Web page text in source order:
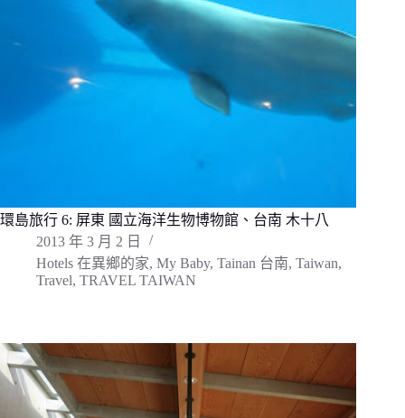
環島旅行 6: 屏東 國立海洋生物博物館、台南 木十八
2013 年 3 月 2 日
Hotels 在異鄉的家, My Baby, Tainan 台南, Taiwan,
Travel, TRAVEL TAIWAN